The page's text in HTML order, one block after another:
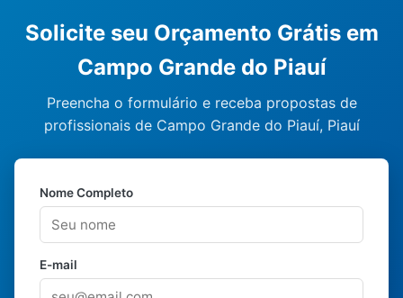
Solicite seu Orçamento Grátis em
Campo Grande do Piauí
Preencha o formulário e receba propostas de
profissionais de Campo Grande do Piauí, Piauí
Nome Completo
E-mail